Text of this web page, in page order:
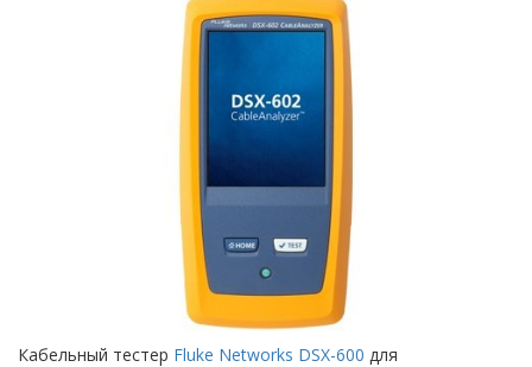
Кабельный тестер Fluke Networks DSX-600 для